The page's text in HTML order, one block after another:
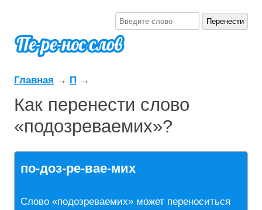
Главная → П →
Как перенести слово
«подозреваемих»?
по-доз-ре-вае-мих
Слово «подозреваемих» может переноситься